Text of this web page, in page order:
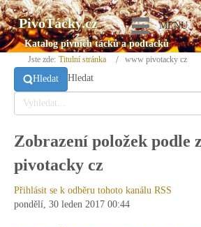
MENU
Katalog pivních tácků a podtácků
PivoTácky.cz
Jste zde: Titulní stránka www pivotacky cz
Hledat Hledat
Zobrazení položek podle
pivotacky cz
Přihlásit se k odběru tohoto kanálu RSS
pondělí, 30 leden 2017 00:44